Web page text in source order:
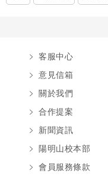
客服中心
意見信箱
關於我們
合作提案
新聞資訊
陽明山校本部
會員服務條款